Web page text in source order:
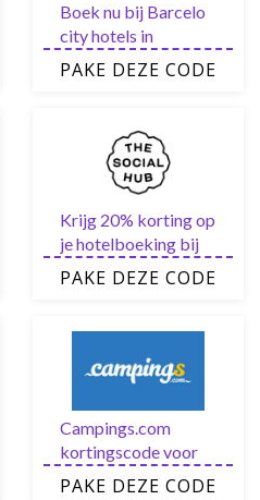
Boek nu bij Barcelo
city hotels in
Hamburg, Dubai,
Madrid en Sevilla en
PAKE DEZE CODE
Krijg 20% korting op
je hotelboeking bij
The Social Hub
PAKE DEZE CODE
Campings.com
kortingscode voor
direct €15 korting
PAKE DEZE CODE